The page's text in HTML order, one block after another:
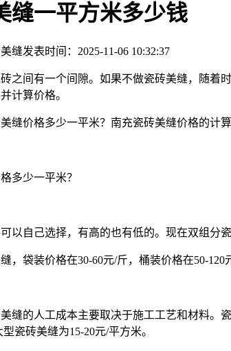
缝一平方米多少钱
缝发表时间：2025-11-06 10:32:37
之间有一个间隙。如果不做瓷砖美缝，随着
计算价格。
缝价格多少一平米？南充瓷砖美缝价格的计
多少一平米？
以自己选择，有高的也有低的。现在双组分
，袋装价格在30-60元/斤，桶装价格在50-120
缝的人工成本主要取决于施工工艺和材料。
瓷砖美缝为15-20元/平方米。